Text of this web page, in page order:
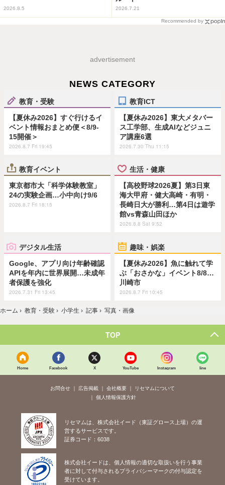
2026.8.5 2026.7.21
Recommended by
advertisement
NEWS CATEGORY
教育・受験
【夏休み2026】すぐ行けるイ
ベント情報おまとめ便＜8/9-
15開催＞
2026.8.7 Fri 19:45
教育ICT
【夏休み2026】東大メタバー
ス工学部、生成AIなどジュニ
ア講座6選
2026.7.30 Thu 11:15
教育イベント
東京都市大「科学体験教室」
24の実験企画…小中向け9/6
2026.8.7 Fri 18:15
生活・健康
【高校野球2026夏】第3日東
海大甲府・健大高崎・有明・
長崎日大が勝利…第4日は遊学
館vs青森山田ほか
2026.8.8 Sat 9:52
デジタル生活
Google、アプリ向け年齢確認
APIを年内に世界展開…未成年
者保護を強化
2026.7.31 Fri 13:45
趣味・娯楽
【夏休み2026】魚に触れて学
ぶ「おさかな」イベント8/8…
川崎市
2026.8.7 Fri 10:45
ホーム › 教育・受験 › 小学生 › 記事 › 写真・画像
TOP
Home Facebook X YouTube Instagram line
お問合せ 広告掲載 会社概要
リセマムについて
個人情報保護方針
リセマムは、株式会社イード（東証グロース上場）の運
営するサービスです。
証券コード：6038
株式会社イードは、個人情報の適切な取扱いを行う事業
者に対して付与されるプライバシーマークの付与認定を
受けています。